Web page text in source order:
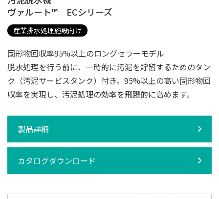
ヴァルート™ ECシリーズ
産業排水処理施設向け
固形物回収率95%以上のロングセラーモデル
脱水処理を行う前に、一時的に汚泥を貯留するためのタン
ク（汚泥サービスタンク）付き。95%以上の高い固形物回
収率を実現し、汚泥処理の効率を飛躍的に高めます。
製品詳細
カタログダウンロード